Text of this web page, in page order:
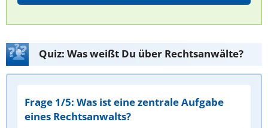
Quiz: Was weißt Du über Rechtsanwälte?
Frage 1/5: Was ist eine zentrale Aufgabe
eines Rechtsanwalts?